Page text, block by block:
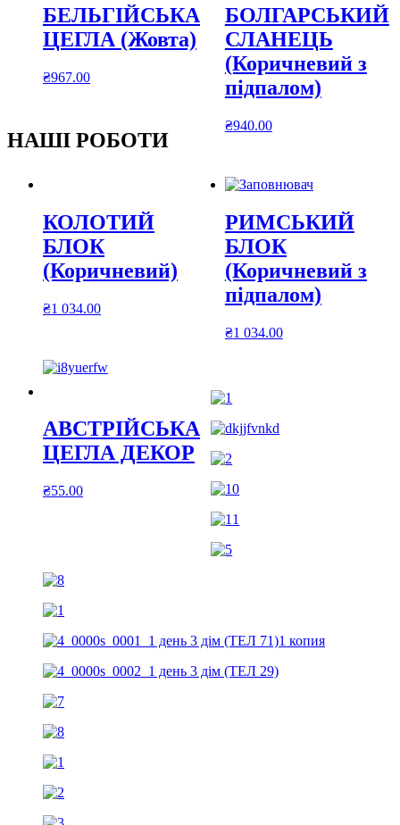
БЕЛЬГІЙСЬКА
ЦЕГЛА (Жовта)
₴967.00
БОЛГАРСЬКИЙ
СЛАНЕЦЬ
(Коричневий з
підпалом)
₴940.00
КОЛОТИЙ
БЛОК
(Коричневий)
₴1 034.00
РИМСЬКИЙ
БЛОК
(Коричневий з
підпалом)
₴1 034.00
АВСТРІЙСЬКА
ЦЕГЛА ДЕКОР
₴55.00
НАШІ РОБОТИ